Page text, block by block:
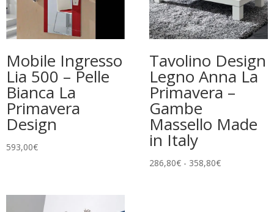
Mobile Ingresso
Lia 500 – Pelle
Bianca La
Primavera
Design
593,00€
Tavolino Design
Legno Anna La
Primavera –
Gambe
Massello Made
in Italy
286,80€ - 358,80€Fascia